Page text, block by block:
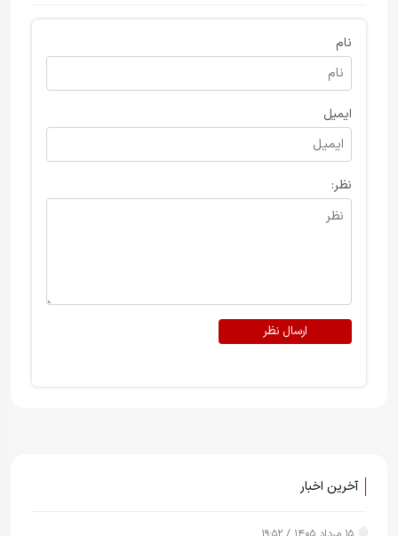
نام
ایمیل
نظر:
ارسال نظر
آخرین اخبار